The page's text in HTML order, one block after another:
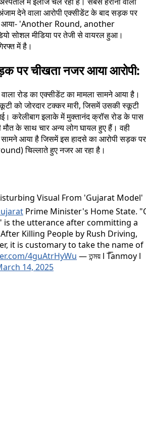
देने वाला आरोपी एक्सीडेंट के बाद सड़क पर
आया- 'Another Round, another
सोशल मीडिया पर तेजी से वायरल हुआ।
में है।
पर चीखता नजर आया आरोपी:
रोड का एक्सीडेंट का मामला सामने आया है।
को जोरदार टक्कर मारी, जिसमें उसकी स्कूटी
करेलीबाग इलाके में मुक्तानंद क्रॉस रोड के पास
के साथ चार अन्य लोग घायल हुए हैं। वही
सामने आया है जिसमें इस हादसे का आरोपी सड़क पर
चिल्लाते हुए नजर आ रहा है।
Visual From 'Gujarat Model'
Prime Minister's Home State.
is the utterance after committing a
Killing People by Rush Driving,
it is customary to take the name of
4guAtrHyWu — তন্ময় l T͞anmoy l
14, 2025